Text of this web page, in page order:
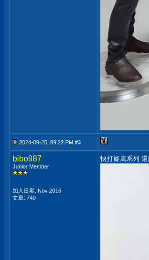
2024-09-25, 09:22 PM #3
bibo987
Junior Member
加入日期: Nov 2016
文章: 740
快打旋風系列